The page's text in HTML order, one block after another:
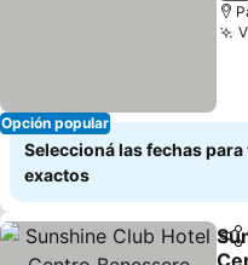
Opción popular
Seleccioná las fechas
exactos